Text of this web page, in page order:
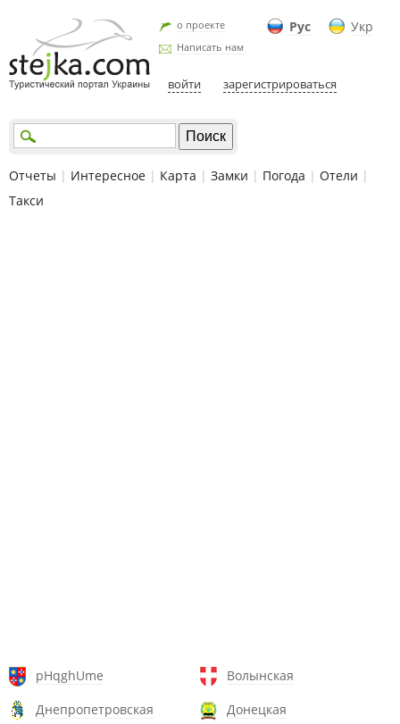
Рус Укр
о проекте
Написать нам
войти зарегистрироваться
Отчеты | Интересное | Карта | Замки | Погода | Отели |
Такси
pHqghUme
Волынская
Днепропетровская
Донецкая